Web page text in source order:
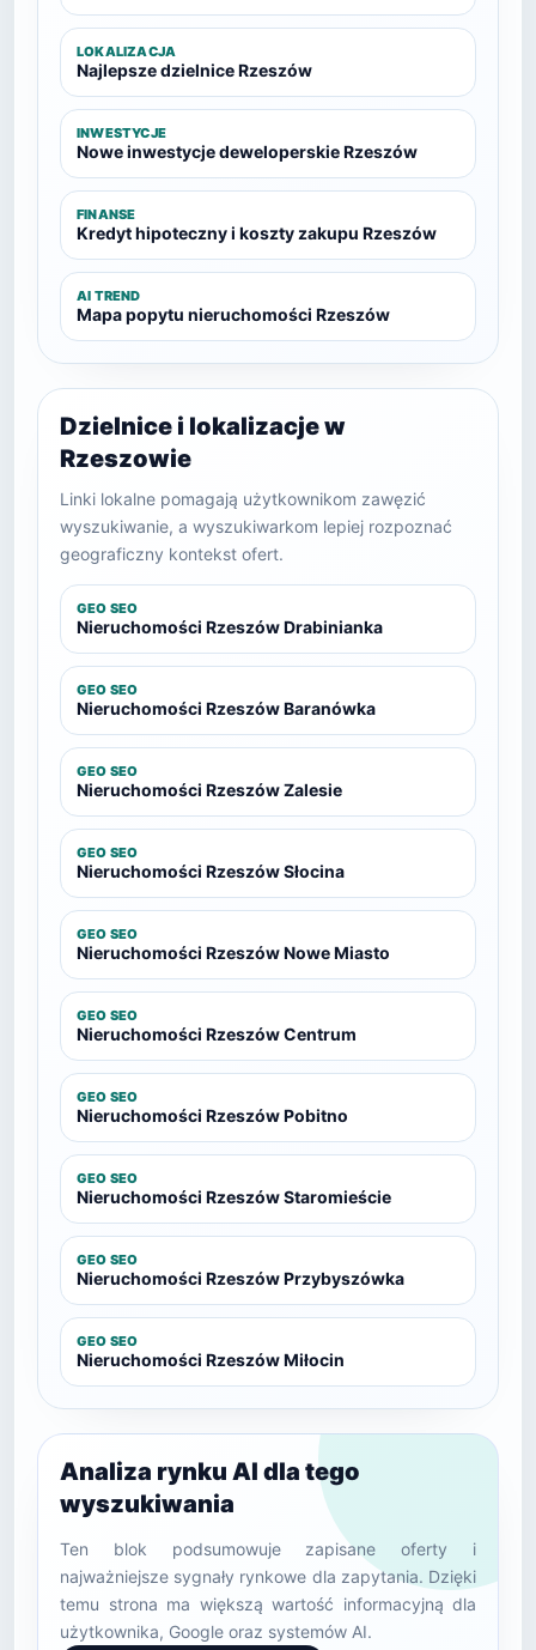
LOKALIZACJA
Najlepsze dzielnice Rzeszów
INWESTYCJE
Nowe inwestycje deweloperskie Rzeszów
FINANSE
Kredyt hipoteczny i koszty zakupu Rzeszów
AI TREND
Mapa popytu nieruchomości Rzeszów
Dzielnice i lokalizacje w
Rzeszowie
Linki lokalne pomagają użytkownikom zawęzić
wyszukiwanie, a wyszukiwarkom lepiej rozpoznać
geograficzny kontekst ofert.
GEO SEO
Nieruchomości Rzeszów Drabinianka
GEO SEO
Nieruchomości Rzeszów Baranówka
GEO SEO
Nieruchomości Rzeszów Zalesie
GEO SEO
Nieruchomości Rzeszów Słocina
GEO SEO
Nieruchomości Rzeszów Nowe Miasto
GEO SEO
Nieruchomości Rzeszów Centrum
GEO SEO
Nieruchomości Rzeszów Pobitno
GEO SEO
Nieruchomości Rzeszów Staromieście
GEO SEO
Nieruchomości Rzeszów Przybyszówka
GEO SEO
Nieruchomości Rzeszów Miłocin
Analiza rynku AI dla tego
wyszukiwania
Ten blok podsumowuje zapisane oferty i
najważniejsze sygnały rynkowe dla zapytania. Dzięki
temu strona ma większą wartość informacyjną dla
użytkownika, Google oraz systemów AI.